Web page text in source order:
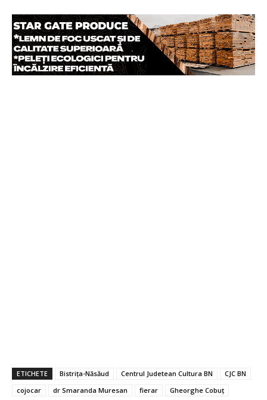
ETICHETE Bistrița-Năsăud Centrul Judetean Cultura BN
CJC BN
cojocar
dr Smaranda Muresan fierar
Gheorghe Cobuț